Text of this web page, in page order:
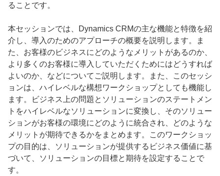
ることです。
本セッションでは、Dynamics CRMの主な機能と特徴を紹
介し、導入のためのアプローチの概要を説明します。ま
た、お客様のビジネスにどのようなメリットがあるのか、
より多くのお客様に導入していただくためにはどうすれば
よいのか、などについてご説明します。また、このセッシ
ョンは、ハイレベルな構想ワークショップとしても機能し
ます。ビジネス上の問題とソリューションのステートメン
トをハイレベルなソリューションに変換し、そのソリュー
ションがお客様の環境にどのように統合され、どのような
メリットが期待できるかをまとめます。このワークショッ
プの目的は、ソリューションが提供するビジネス価値に基
づいて、ソリューションの目標と期待を設定することで
す。